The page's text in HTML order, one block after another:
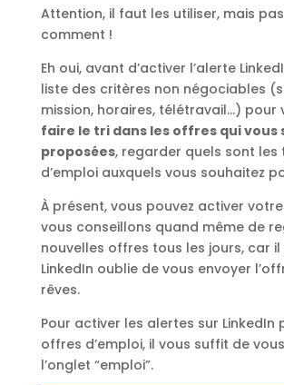
Attention, il faut les utiliser, mais
comment !
Eh oui, avant d’activer l’alerte
liste des critères non négociables
mission, horaires, télétravail…) pour
faire le tri dans les offres qui vous
proposées, regarder quels sont les
d’emploi auxquels vous souhaitez
À présent, vous pouvez activer
vous conseillons quand même de
nouvelles offres tous les jours, car
LinkedIn oublie de vous envoyer
rêves.
Pour activer les alertes sur LinkedIn
offres d’emploi, il vous suffit de
l’onglet “emploi”.